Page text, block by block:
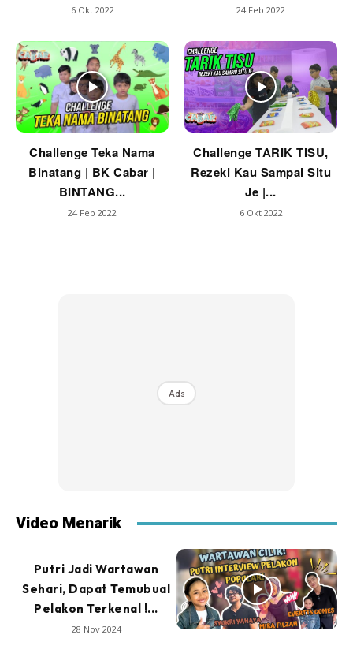
6 Okt 2022 24 Feb 2022
Challenge Teka Nama
Binatang | BK Cabar |
BINTANG...
24 Feb 2022
Challenge TARIK TISU,
Rezeki Kau Sampai Situ
Je |...
6 Okt 2022
Ads
Video Menarik
Putri Jadi Wartawan
Sehari, Dapat Temubual
Pelakon Terkenal !...
28 Nov 2024